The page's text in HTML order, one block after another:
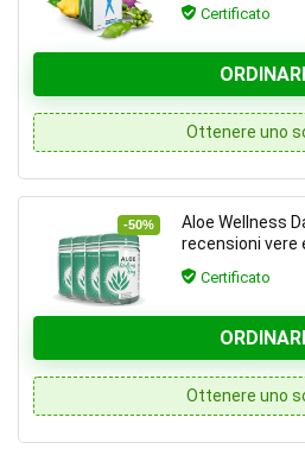
Certificato
Ottenere uno
-50%
Aloe Wellness
recensioni vere
Certificato
Ottenere uno